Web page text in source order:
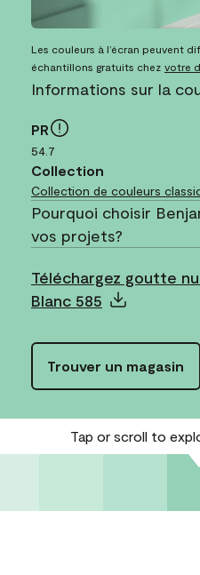
Les couleurs à l’écran peuvent
échantillons gratuits chez votre
Informations sur la
PR
54.7
Collection
Collection de couleurs
Pourquoi choisir
vos projets?
Téléchargez goutte
Blanc 585
Trouver un magasin
Tap or scroll to